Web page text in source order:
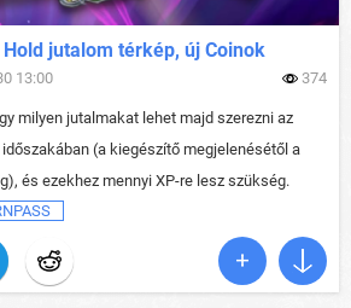
jutalom térkép, új Coinok
13:00 374
milyen jutalmakat lehet majd szerezni az
(a kiegészítő megjelenésétől a
és ezekhez mennyi XP-re lesz szükség.